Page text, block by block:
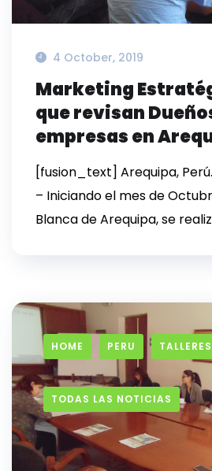
4 October, 2019
Marketing
que revisan
empresas en
[fusion_text] Arequipa,
– Iniciando el mes de
Blanca de Arequipa, se
HOME PERU TALLERES
TODAS LAS NOTICIAS